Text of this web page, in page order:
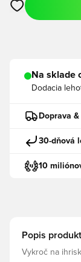
Otvorí modál na
Na sklade
Dodacia
Doprava
30-dňová
10
Popis
Vykroč na